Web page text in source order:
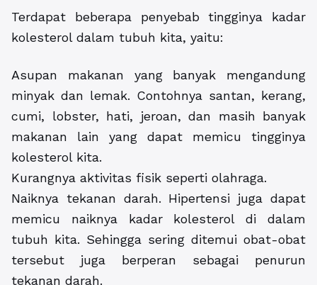
Terdapat beberapa penyebab tingginya kadar
kolesterol dalam tubuh kita, yaitu:
Asupan makanan yang banyak mengandung
minyak dan lemak. Contohnya santan, kerang,
cumi, lobster, hati, jeroan, dan masih banyak
makanan lain yang dapat memicu tingginya
kolesterol kita.
Kurangnya aktivitas fisik seperti olahraga.
Naiknya tekanan darah. Hipertensi juga dapat
memicu naiknya kadar kolesterol di dalam
tubuh kita. Sehingga sering ditemui obat-obat
tersebut juga berperan sebagai penurun
tekanan darah.